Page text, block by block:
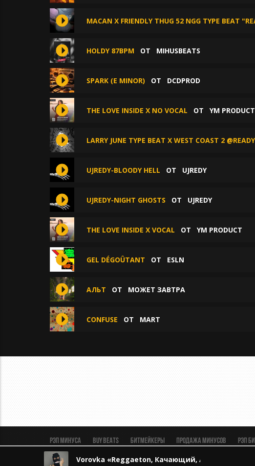
MACAN X FRIENDLY THUG 52 NGG TYPE BEAT
HOLDY 87BPM ОТ MIHUSBEATS
SPARK (E MINOR) ОТ DCDPROD
THE LOVE INSIDE X NO VOCAL ОТ YM PRODUCT
LARRY JUNE TYPE BEAT X WEST COAST 2
UJREDY-BLOODY HELL ОТ UJREDY
UJREDY-NIGHT GHOSTS ОТ UJREDY
THE LOVE INSIDE X VOCAL ОТ YM PRODUCT
GEL DÉGOÛTANT ОТ ESLN
АЛЬТ ОТ МОЖЕТ ЗАВТРА
CONFUSE ОТ MART
Vorovka «Reggaeton, Качающий, Арабский,
Рэп минуса BUY BEATS Битмейкеры Продажа минусов Рэп
Пользовательское соглашение